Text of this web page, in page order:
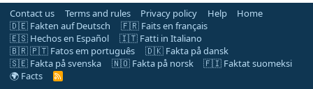
Contact us Terms and rules Privacy policy Help
Home
🇩🇪 Fakten auf Deutsch
🇫🇷 Faits en français
🇪🇸 Hechos en Español
🇮🇹 Fatti in Italiano
🇧🇷 🇵🇹 Fatos em português
🇩🇰 Fakta på dansk
🇸🇪 Fakta på svenska
🇳🇴 Fakta på norsk
🇫🇮 Faktat suomeksi
🌍 Facts
R